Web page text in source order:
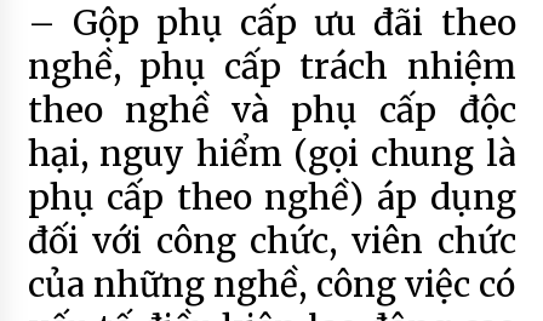
– Gộp phụ cấp ưu đãi theo
nghề, phụ cấp trách nhiệm
theo nghề và phụ cấp độc
hại, nguy hiểm (gọi chung là
phụ cấp theo nghề) áp dụng
đối với công chức, viên chức
của những nghề, công việc có